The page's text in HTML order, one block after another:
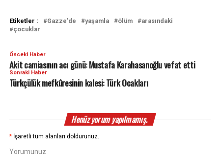
Etiketler : Gazze'de yaşamla ölüm
arasındaki
çocuklar
Önceki Haber
Akit camiasının acı günü: Mustafa Karahasanoğlu vefat etti
Sonraki Haber
Türkçülük mefkûresinin kalesi: Türk Ocakları
Henüz yorum yapılmamış.
* İşaretli tüm alanları doldurunuz.
Yorumunuz